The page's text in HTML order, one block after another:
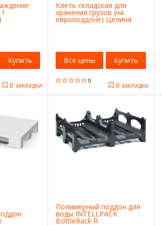
В закладки
Купить
Клеть складская для
хранения грузов (на
европоддоне) Целина
11201
0
В закладки
Все цены Купить
Полимерный поддон для
воды INTELLPACK
BottleRack R